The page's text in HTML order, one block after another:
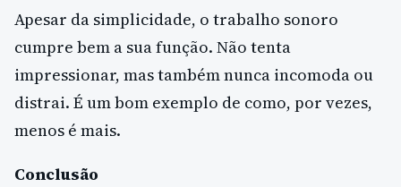
Apesar da simplicidade, o trabalho sonoro
cumpre bem a sua função. Não tenta
impressionar, mas também nunca incomoda ou
distrai. É um bom exemplo de como, por vezes,
menos é mais.
Conclusão